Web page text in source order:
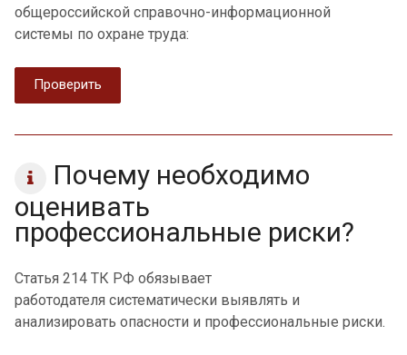
общероссийской справочно-информационной
системы по охране труда:
Проверить
Почему необходимо
оценивать
профессиональные риски?
Статья 214 ТК РФ обязывает
работодателя систематически выявлять и
анализировать опасности и профессиональные риски.